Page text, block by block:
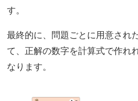
す。
最終的に、問題ごとに用意され
て、正解の数字を計算式で作れ
なります。